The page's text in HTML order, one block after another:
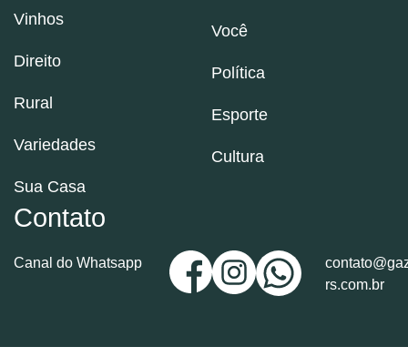
Vinhos
Direito
Rural
Variedades
Sua Casa
Você
Política
Esporte
Cultura
Contato
Canal do Whatsapp
rs.com.br